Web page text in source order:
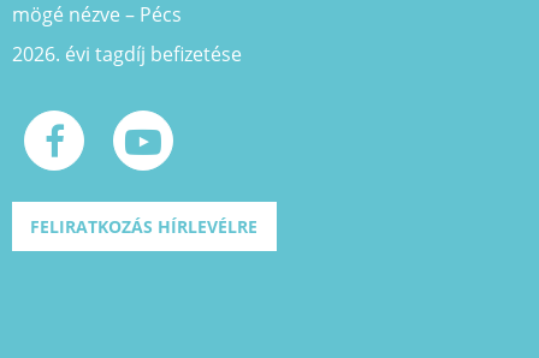
mögé nézve – Pécs
2026. évi tagdíj befizetése
FELIRATKOZÁS HÍRLEVÉLRE